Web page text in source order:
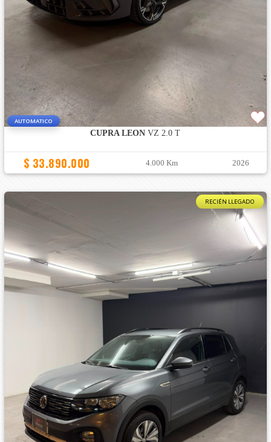
AUTOMATICO
CUPRA LEON VZ 2.0 T
$ 33.890.000 4.000 Km 2026
RECIÉN LLEGADO